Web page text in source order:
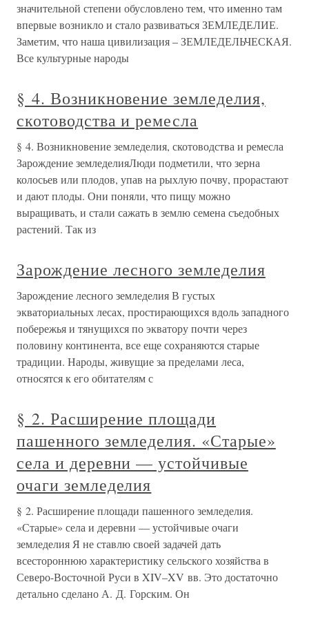
значительной степени обусловлено тем, что именно там
впервые возникло и стало развиваться ЗЕМЛЕДЕЛИЕ.
Заметим, что наша цивилизация – ЗЕМЛЕДЕЛЬЧЕСКАЯ.
Все культурные народы
§ 4. Возникновение земледелия,
скотоводства и ремесла
§ 4. Возникновение земледелия, скотоводства и ремесла
Зарождение земледелияЛюди подметили, что зерна
колосьев или плодов, упав на рыхлую почву, прорастают
и дают плоды. Они поняли, что пищу можно
выращивать, и стали сажать в землю семена съедобных
растений. Так из
Зарождение лесного земледелия
Зарождение лесного земледелия В густых
экваториальных лесах, простирающихся вдоль западного
побережья и тянущихся по экватору почти через
половину континента, все еще сохраняются старые
традиции. Народы, живущие за пределами леса,
относятся к его обитателям с
§ 2. Расширение площади
пашенного земледелия. «Старые»
села и деревни — устойчивые
очаги земледелия
§ 2. Расширение площади пашенного земледелия.
«Старые» села и деревни — устойчивые очаги
земледелия Я не ставлю своей задачей дать
всестороннюю характеристику сельского хозяйства в
Северо-Восточной Руси в XIV–XV вв. Это достаточно
детально сделано А. Д. Горским. Он